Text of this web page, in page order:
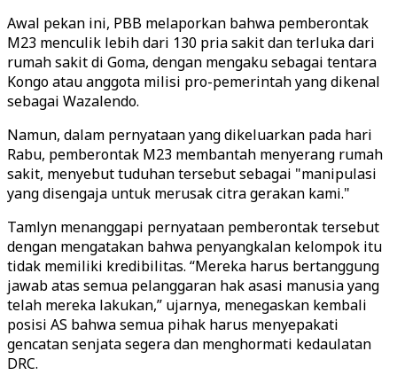
Awal pekan ini, PBB melaporkan bahwa pemberontak
M23 menculik lebih dari 130 pria sakit dan terluka dari
rumah sakit di Goma, dengan mengaku sebagai tentara
Kongo atau anggota milisi pro-pemerintah yang dikenal
sebagai Wazalendo.
Namun, dalam pernyataan yang dikeluarkan pada hari
Rabu, pemberontak M23 membantah menyerang rumah
sakit, menyebut tuduhan tersebut sebagai "manipulasi
yang disengaja untuk merusak citra gerakan kami."
Tamlyn menanggapi pernyataan pemberontak tersebut
dengan mengatakan bahwa penyangkalan kelompok itu
tidak memiliki kredibilitas. “Mereka harus bertanggung
jawab atas semua pelanggaran hak asasi manusia yang
telah mereka lakukan,” ujarnya, menegaskan kembali
posisi AS bahwa semua pihak harus menyepakati
gencatan senjata segera dan menghormati kedaulatan
DRC.